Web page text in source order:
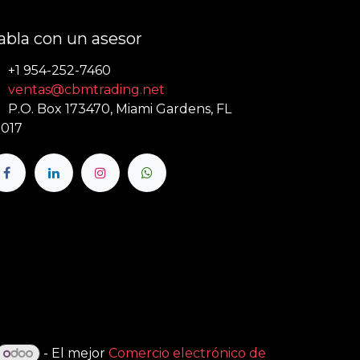
con un asesor
+1 954-252-7460
ventas@cbmtrading.net
P.O. Box 173470, Miami Gardens, FL
- El mejor Comercio electrónico de